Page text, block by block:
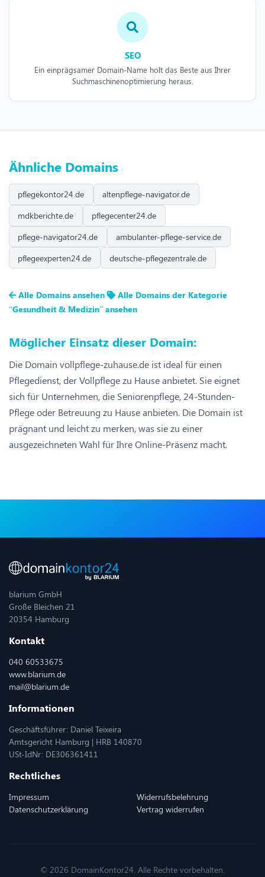
SEO
Ein einprägsamer Domain-Name holt das Beste aus Ihrer
Suchmaschinenoptimierung heraus.
Ähnliche Domains
pflegekontor24.de
altenpflege-navigator.de
mdkberichte.de
pflegecenter24.de
pflege-navigator24.de
ambulanter-pflege-service.de
pflegeexperten24.de
deutsche-pflegezentrale.de
Alle Domains ansehen
Alle Domains der Kategorie
“Gesundheit & Medizin” ansehen
Möglicher Einsatz dieser Domain:
Die Domain vollpflege-zuhause.de ist ideal für einen
Pflegedienst, der Vollpflege zu Hause anbietet. Sie eignet
sich für Unternehmen, die Seniorenpflege, 24-Stunden-
Pflege oder Betreuung zu Hause anbieten. Die Domain ist
prägnant und leicht zu merken, was sie zu einer
ausgezeichneten Wahl für Ihre Online-Präsenz macht.
blarium GmbH
Große Bleichen 21
20354 Hamburg
Kontakt
040 60533675
www.blarium.de
mail@blarium.de
Informationen
Geschäftsführer: Daniel Teixeira
Amtsgericht Hamburg | HRB 140870
USt-IdNr: DE306361411
Rechtliches
Impressum
Datenschutzerklärung
Widerrufsbelehrung
Vertrag widerrufen
© 2026 DomainKontor24. Alle Rechte vorbehalten.